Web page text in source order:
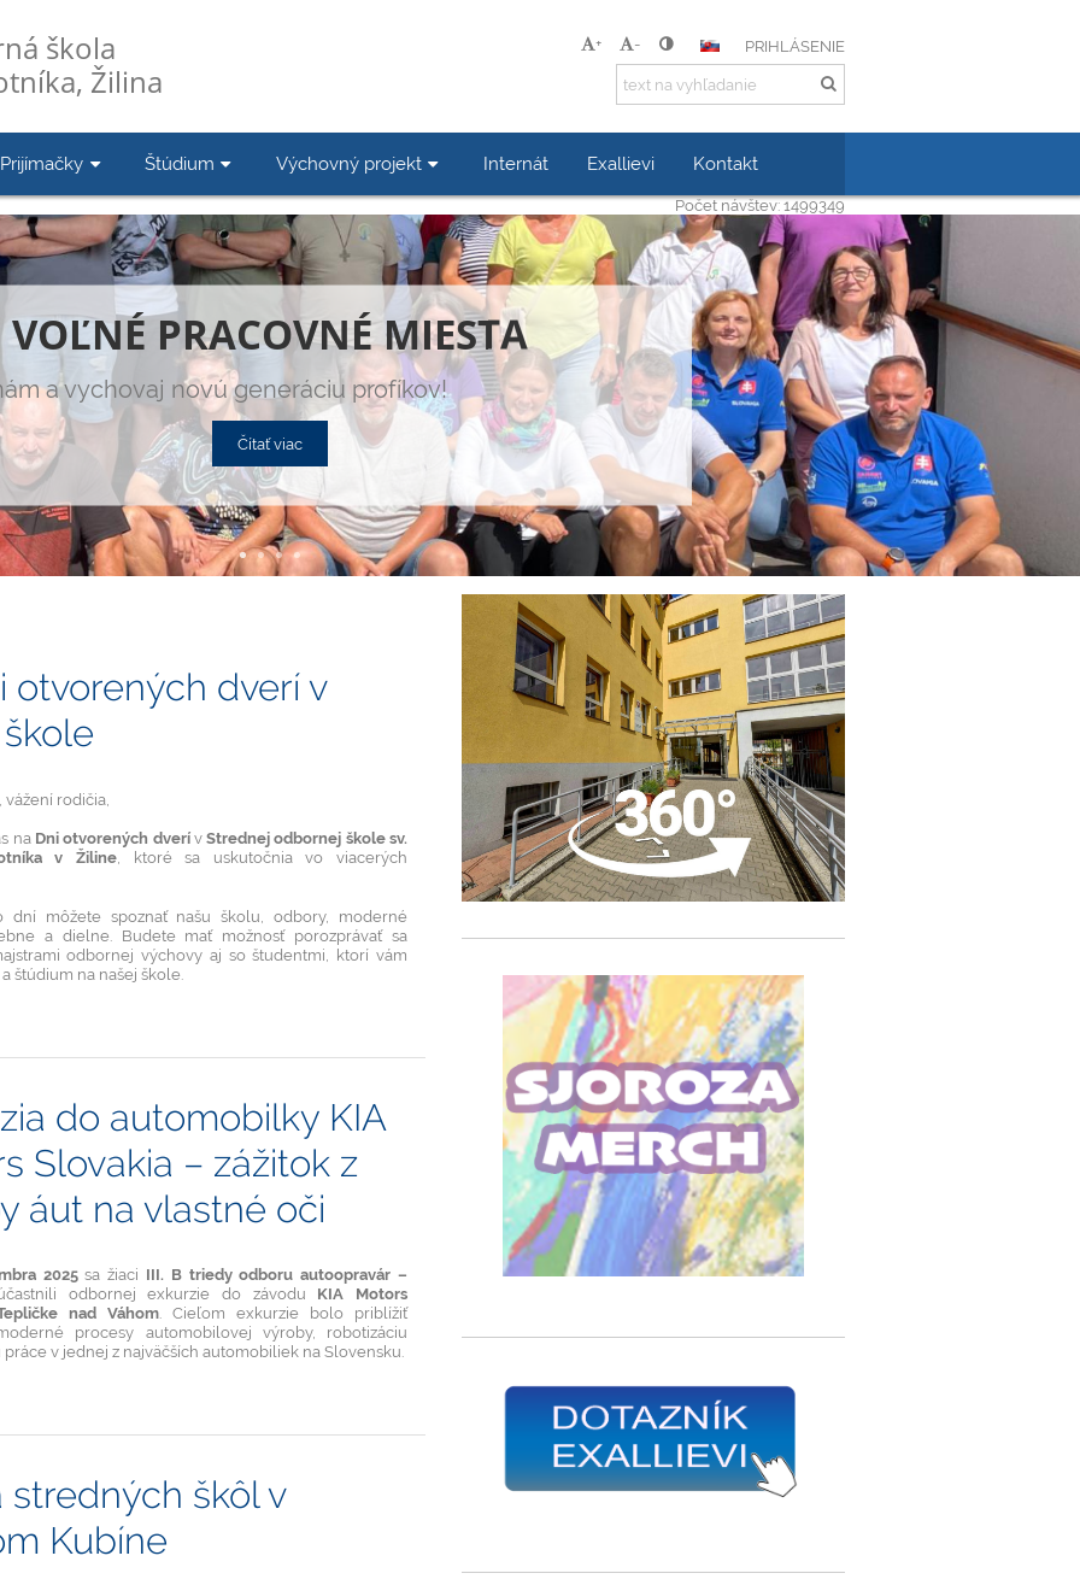
škola
Žilina
+ - PRIHLÁSENIE
Prijímačky Štúdium Výchovný projekt Internát Exallievi Kontakt
Počet návštev: 1499349
VOĽNÉ PRACOVNÉ MIESTA
a vychovaj novú generáciu profíkov!
Čítať viac
otvorených dverí v
rodičia,
na Dni otvorených dverívStrednej odbornej škole sv.
v Žiline, ktoré sa uskutočnia vo viacerých
dní môžete spoznať našu školu, odbory, moderné
a dielne. Budete mať možnosť porozprávať sa
odbornej výchovy aj so študentmi, ktorí vám
štúdium na našej škole.
do automobilky KIA
Slovakia – zážitok z
áut na vlastné oči
2025sa žiaci III. B triedy odboru autoopravár –
odbornej exkurzie do závodu KIA Motors
nad Váhom. Cieľom exkurzie bolo priblížiť
procesy automobilovej výroby, robotizáciu
práce v jednej z najväčších automobiliek na Slovensku.
stredných škôl v
Kubíne